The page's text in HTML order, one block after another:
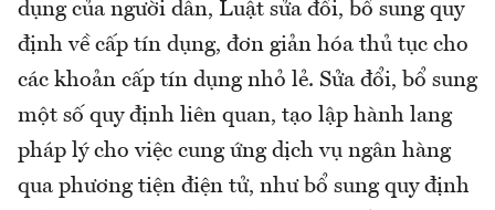
dụng của người dân, Luật sửa đổi, bổ sung quy
định về cấp tín dụng, đơn giản hóa thủ tục cho
các khoản cấp tín dụng nhỏ lẻ. Sửa đổi, bổ sung
một số quy định liên quan, tạo lập hành lang
pháp lý cho việc cung ứng dịch vụ ngân hàng
qua phương tiện điện tử, như bổ sung quy định